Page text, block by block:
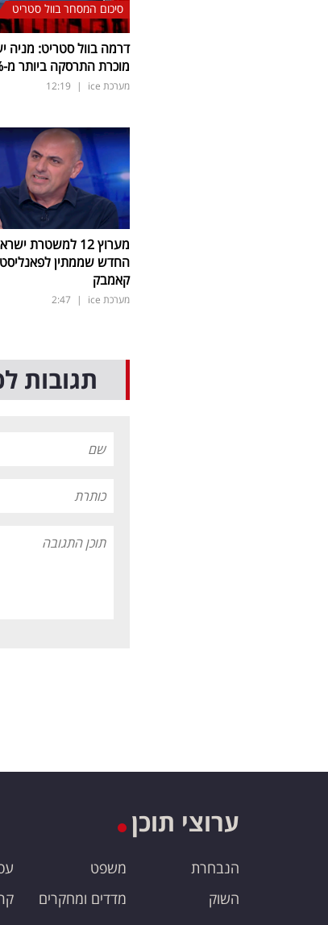
סיכום המסחר בוול סטריט
דרמה בוול סטריט: מניה
מוכרת התרסקה ביותר מ-30
מערכת ice |
12:19
מערוץ 12 למשטרת
החדש שממתין
קאמבק
מערכת ice |
2:47
תגובות
ערוצי תוכן
הנבחרת
השוק
משפט
מדדים ומחקרים